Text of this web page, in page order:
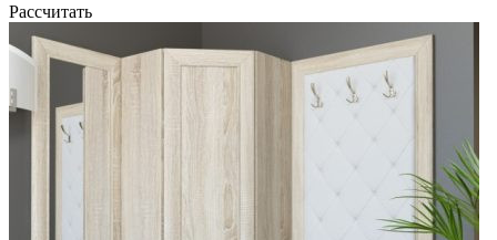
Рассчитать